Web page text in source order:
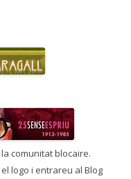
comunitat blocaire.
logo i entrareu al Blog